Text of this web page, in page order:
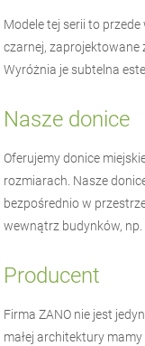
Modele tej serii to
czarnej, zaprojektowane
Wyróżnia je subtelna
Nasze donice
Oferujemy donice
rozmiarach. Nasze
bezpośrednio w
wewnątrz budynków,
Producent
FirmaZANO nie jest
małej architektury